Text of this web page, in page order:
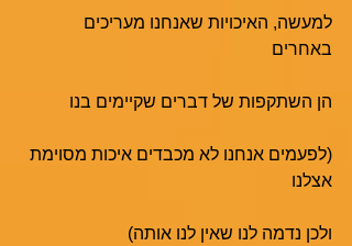
למעשה, האיכויות שאנחנו מעריכים
באחרים
הן השתקפות של דברים שקיימים בנו
(לפעמים אנחנו לא מכבדים איכות מסוימת
אצלנו
ולכן נדמה לנו שאין לנו אותה)